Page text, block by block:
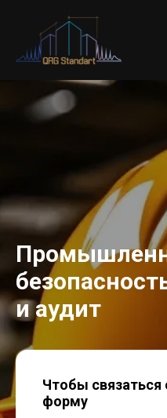
и аудит
Чтобы связаться
форму